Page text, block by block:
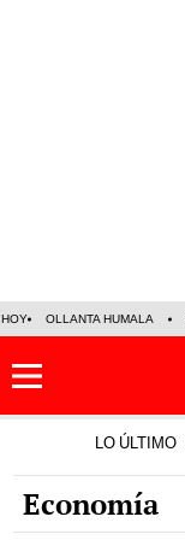
HOY OLLANTA HUMALA
LO ÚLTIMO
Economía